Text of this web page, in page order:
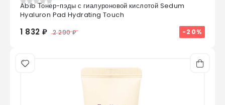
0из 5
Abib Тонер-пэды с гиалуроновой кислотой Sedum
Hyaluron Pad Hydrating Touch
1 832 ₽ 2 290 ₽ -20%